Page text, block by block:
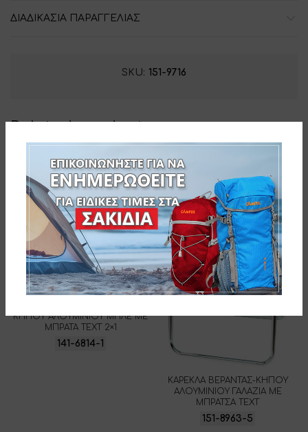
ΔΙΑΔΙΚΑΣΙΑ ΠΑΡΑΓΓΕΛΙΑΣ
SKU: 151-9716
Related products
ΚΗΠΟΥ ΑΛΟΥΜΙΝΙΟΥ ΜΠΛΕ ΜΕ
ΜΠΡΑΤΑ ΤΕΧΤ 2×1
141-6814-1
ΚΑΡΕΚΛΑ ΒΕΡΑΝΤΑΣ-ΚΗΠΟΥ
ΑΛΟΥΜΙΝΙΟΥ ΓΑΛΑΖΙΑ ΜΕ
ΜΠΡΑΤΣΑ ΤΕΧΤ
151-8963-5